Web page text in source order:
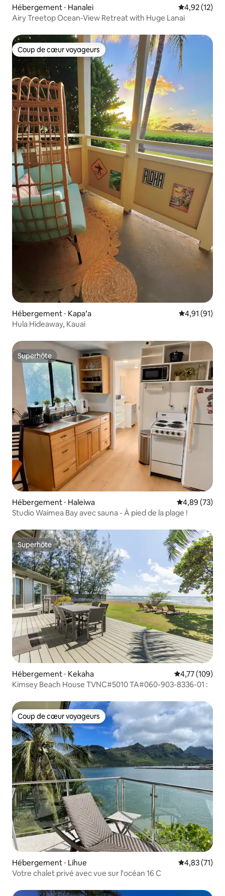
Hébergement ⋅ Hanalei Évaluation
4,92 (12)
Airy Treetop Ocean-View Retreat with Huge Lanai
Coup de cœur voyageurs
Coup de cœur voyageurs
Hébergement ⋅ Kapaʻa Évaluation
4,91 (91)
Hula Hideaway, Kauai
Superhôte
Superhôte
Hébergement ⋅ Haleiwa Évaluation
4,89 (73)
Studio Waimea Bay avec sauna - À pied de la plage !
Superhôte
Superhôte
Hébergement ⋅ Kekaha Évaluation
4,77 (109)
Kimsey Beach House TVNC#5010 TA#060-903-8336-01 :
Coup de cœur voyageurs
Coup de cœur voyageurs
Hébergement ⋅ Lihue Évaluation
4,83 (71)
Votre chalet privé avec vue sur l'océan 16 C